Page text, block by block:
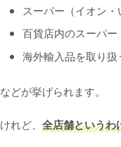
スーパー（イオン・
百貨店内のスーパー
海外輸入品を取り
などが挙げられます。
けれど、 全店舗というわ